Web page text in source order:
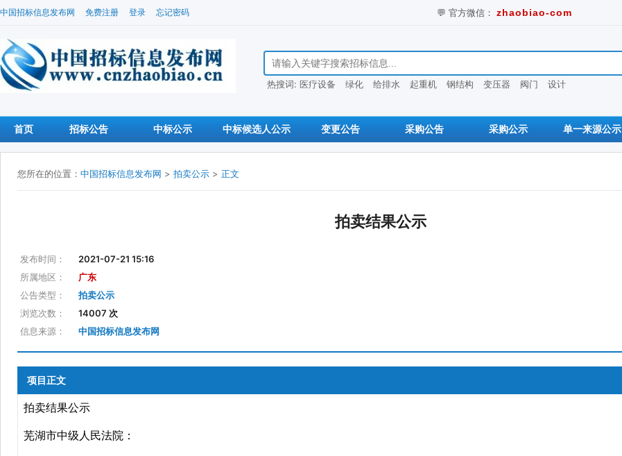
中国招标信息发布网 免费注册 登录 忘记密码 💬 官方微信： zhaobiao-com
搜索招标信息
热搜词: 医疗设备 绿化 给排水 起重机 钢结构 变压器 阀门 设计
首页 招标公告 中标公示 中标候选人公示 变更公告 采购公告 采购公示 单一来源公示
您所在的位置： 中国招标信息发布网 > 拍卖公示 > 正文
拍卖结果公示
发布时间：
2021-07-21 15:16
所属地区：
广东
公告类型：
拍卖公示
浏览次数：
14007 次
信息来源：
中国招标信息发布网
项目正文